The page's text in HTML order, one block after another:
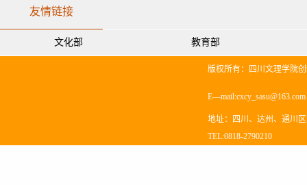
友情链接
文化部 教育部
版权所有：四川文理学院
地址：四川、达州、通川
TEL:0818-2790210